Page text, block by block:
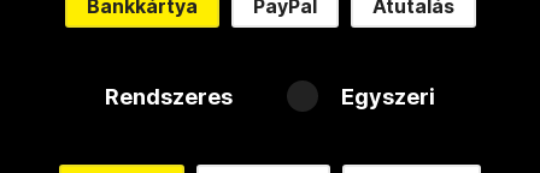
Bankkártya PayPal Átutalás
Rendszeres Egyszeri